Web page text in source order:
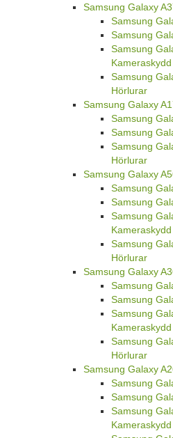
Samsung Galaxy
Samsung
Samsung
Samsung
Kameraskydd
Samsung
Hörlurar
Samsung Galaxy
Samsung
Samsung
Samsung
Hörlurar
Samsung Galaxy
Samsung
Samsung
Samsung
Kameraskydd
Samsung
Hörlurar
Samsung Galaxy
Samsung
Samsung
Samsung
Kameraskydd
Samsung
Hörlurar
Samsung Galaxy
Samsung
Samsung
Samsung
Kameraskydd